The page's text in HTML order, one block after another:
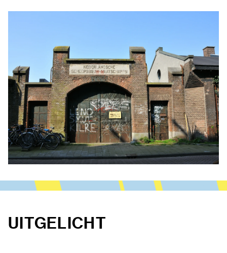
UITGELICHT